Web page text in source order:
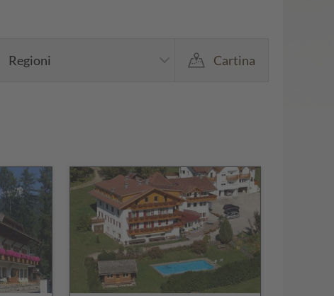
Regioni Cartina